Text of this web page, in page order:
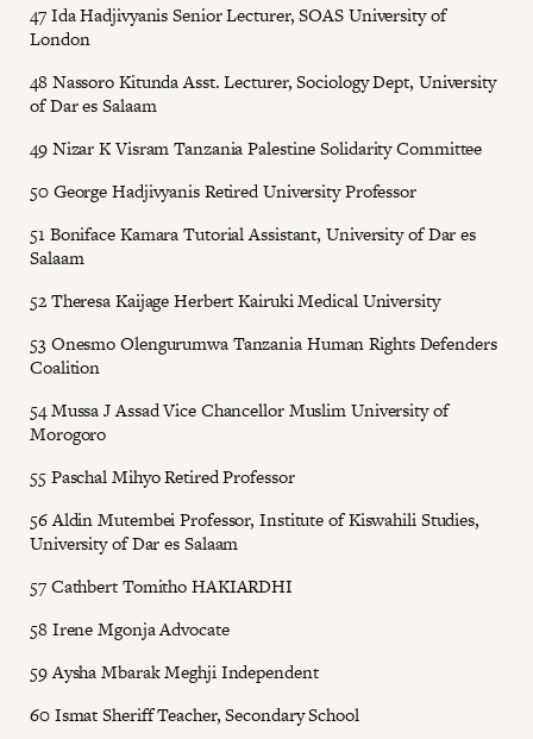
47 Ida Hadjivyanis Senior Lecturer, SOAS University of
London
48 Nassoro Kitunda Asst. Lecturer, Sociology Dept, University
of Dar es Salaam
49 Nizar K Visram Tanzania Palestine Solidarity Committee
50 George Hadjivyanis Retired University Professor
51 Boniface Kamara Tutorial Assistant, University of Dar es
Salaam
52 Theresa Kaijage Herbert Kairuki Medical University
53 Onesmo Olengurumwa Tanzania Human Rights Defenders
Coalition
54 Mussa J Assad Vice Chancellor Muslim University of
Morogoro
55 Paschal Mihyo Retired Professor
56 Aldin Mutembei Professor, Institute of Kiswahili Studies,
University of Dar es Salaam
57 Cathbert Tomitho HAKIARDHI
58 Irene Mgonja Advocate
59 Aysha Mbarak Meghji Independent
60 Ismat Sheriff Teacher, Secondary School